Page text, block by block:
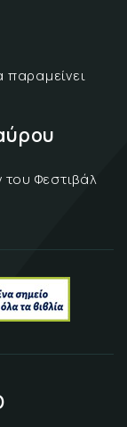
Φεστιβάλ